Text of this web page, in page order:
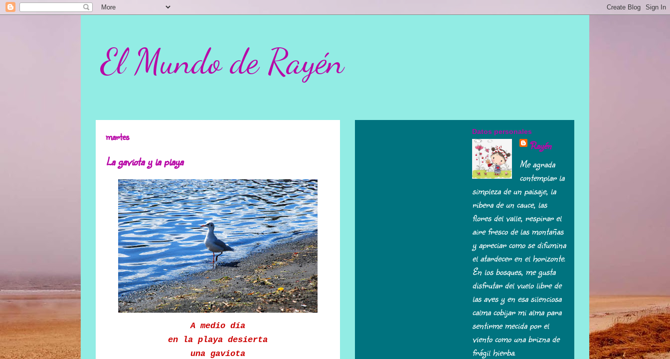
El Mundo de Rayén
martes
La gaviota y la playa
A medio día
en la playa desierta
una gaviota
Datos personales
Rayén
Me agrada
contemplar la
simpleza de un paisaje, la
ribera de un cauce, las
flores del valle, respirar el
aire fresco de las montañas
y apreciar como se difumina
el atardecer en el horizonte.
En los bosques, me gusta
disfrutar del vuelo libre de
las aves y en esa silenciosa
calma cobijar mi alma para
sentirme mecida por el
viento como una brizna de
frágil hierba.